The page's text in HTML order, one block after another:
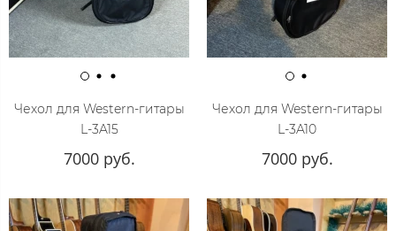
Чехол для Western-гитары
L-3A15
7000 руб.
Чехол для Western-гитары
L-3A10
7000 руб.